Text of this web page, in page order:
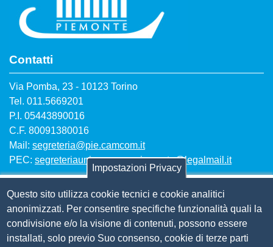
Contatti
Via Pomba, 23 - 10123 Torino
Tel. 011.5669201
P.I. 05443890016
C.F. 80091380016
Mail: segreteria@pie.camcom.it
PEC: segreteriaunioncamerepiemonte@legalmail.it
Amm. trasparente
Bandi per contributi
Codice etico
Impostazioni Privacy
Questo sito utilizza cookie tecnici e cookie analitici
anonimizzati. Per consentire specifiche funzionalità quali la
condivisione e/o la visione di contenuti, possono essere
installati, solo previo Suo consenso, cookie di terze parti